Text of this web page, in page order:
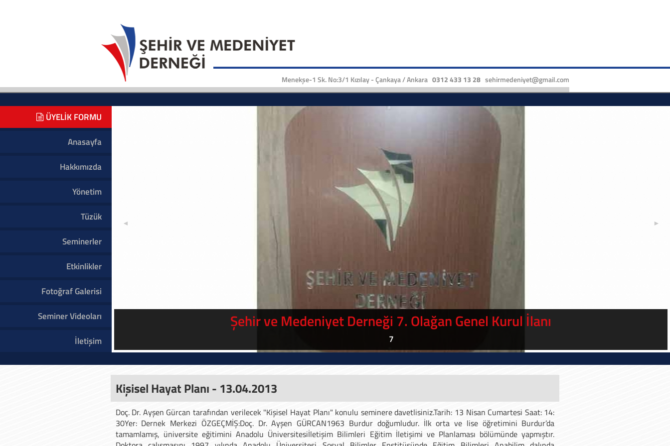
Menekşe-1 Sk. No:3/1 Kızılay - Çankaya / Ankara 0312 433 13 28 sehirmedeniyet@gmail.com
ÜYELİK FORMU
Anasayfa
Hakkımızda
Yönetim
Tüzük
Seminerler
Etkinlikler
Fotoğraf Galerisi
Seminer Videoları
İletişim
Prof. Erol Göka'dan, Gazze Bize Ne Söyledi? Biz Ne Anladık, semineri
Şehir ve Medeniyet Akademisi seminerlerine 17 Şubat 2024 tarihinde Erol GÖKA konuk oldu
◄ ►
Kişisel Hayat Planı - 13.04.2013
Doç. Dr. Ayşen Gürcan tarafından verilecek "Kişisel Hayat Planı" konulu seminere davetlisiniz.Tarih: 13 Nisan Cumartesi Saat: 14:
30Yer: Dernek Merkezi ÖZGEÇMİŞ:Doç. Dr. Ayşen GÜRCAN1963 Burdur doğumludur. İlk orta ve lise öğretimini Burdur’da
tamamlamış, üniversite eğitimini Anadolu Üniversitesiİletişim Bilimleri Eğitim İletişimi ve Planlaması bölümünde yapmıştır.